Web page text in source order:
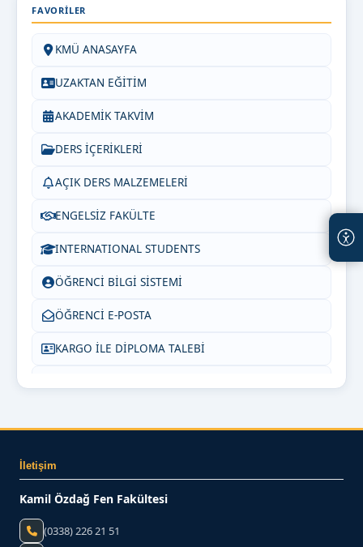
FAVORILER
KMÜ ANASAYFA
UZAKTAN EĞİTİM
AKADEMİK TAKVİM
DERS İÇERİKLERİ
AÇIK DERS MALZEMELERİ
ENGELSİZ FAKÜLTE
INTERNATIONAL STUDENTS
ÖĞRENCİ BİLGİ SİSTEMİ
ÖĞRENCİ E-POSTA
KARGO İLE DİPLOMA TALEBİ
İletişim
Kamil Özdağ Fen Fakültesi
(0338) 226 21 51